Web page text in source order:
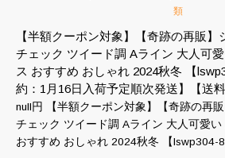
類
【半額クーポン対象】【奇跡の再販】
チェック ツイード調 Aライン 大人可
ス おすすめ おしゃれ 2024秋冬 【
約：1月16日入荷予定順次発送】【送
null円 【半額クーポン対象】【奇跡の再
チェック ツイード調 Aライン 大人可愛
おすすめ おしゃれ 2024秋冬 【lswp304-